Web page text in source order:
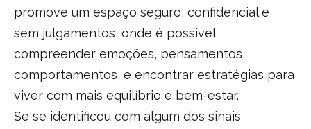
promove um espaço seguro, confidencial e
sem julgamentos, onde é possível
compreender emoções, pensamentos,
comportamentos, e encontrar estratégias para
viver com mais equilíbrio e bem-estar.
Se se identificou com algum dos sinais